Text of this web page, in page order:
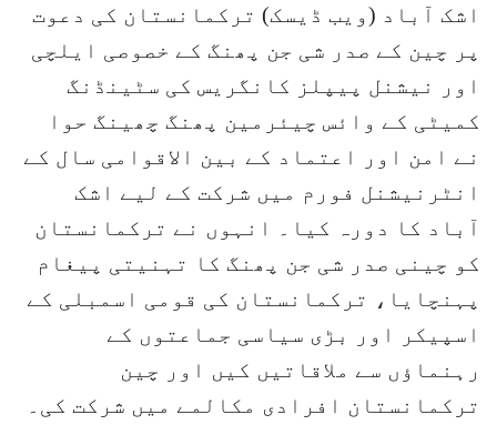
اشک آباد (ویب ڈیسک) ترکمانستان کی دعوت
پر چین کے صدر شی جن پھنگ کے خصوصی ایلچی
اور نیشنل پیپلز کانگریس کی سٹینڈنگ
کمیٹی کے وائس چیئرمین پھنگ چھینگ حوا
نے امن اور اعتماد کے بین الاقوامی سال کے
انٹرنیشنل فورم میں شرکت کے لیے اشک
آباد کا دورہ کیا۔ انہوں نے ترکمانستان
کو چینی صدر شی جن پھنگ کا تہنیتی پیغام
پہنچایا، ترکمانستان کی قومی اسمبلی کے
اسپیکر اور بڑی سیاسی جماعتوں کے
رہنماؤں سے ملاقاتیں کیں اور چین
ترکمانستان افرادی مکالمے میں شرکت کی۔